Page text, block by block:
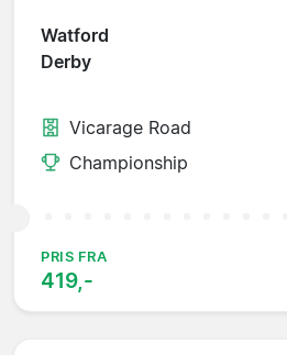
Watford
Derby
Vicarage Road
Championship
PRIS FRA
419,-